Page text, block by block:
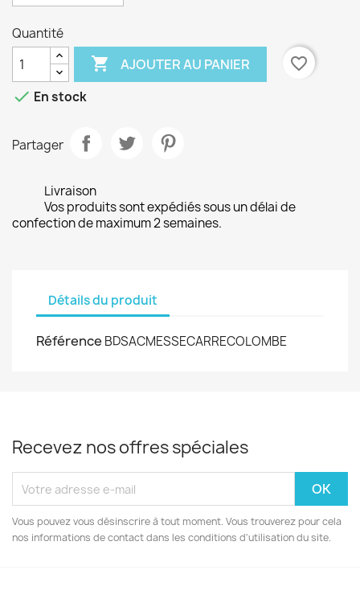
Quantité
 AJOUTER AU PANIER
favorite_border
 En stock
Partager
Livraison
Vos produits sont expédiés sous un délai de
confection de maximum 2 semaines.
Détails du produit
Référence BDSACMESSECARRECOLOMBE
Recevez nos offres spéciales
Vous pouvez vous désinscrire à tout moment. Vous trouverez pour cela
nos informations de contact dans les conditions d'utilisation du site.